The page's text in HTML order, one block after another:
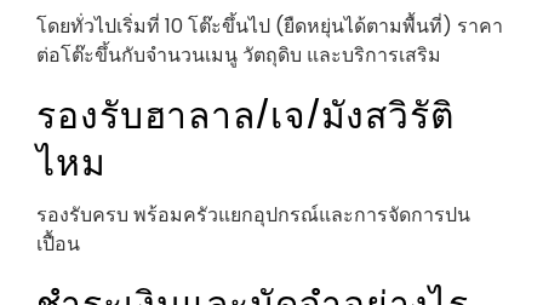
โดยทั่วไปเริ่มที่ 10 โต๊ะขึ้นไป (ยืดหยุ่นได้ตามพื้นที่) ราคา
ต่อโต๊ะขึ้นกับจำนวนเมนู วัตถุดิบ และบริการเสริม
รองรับฮาลาล/เจ/มังสวิรัติ
ไหม
รองรับครบ พร้อมครัวแยกอุปกรณ์และการจัดการปน
เปื้อน